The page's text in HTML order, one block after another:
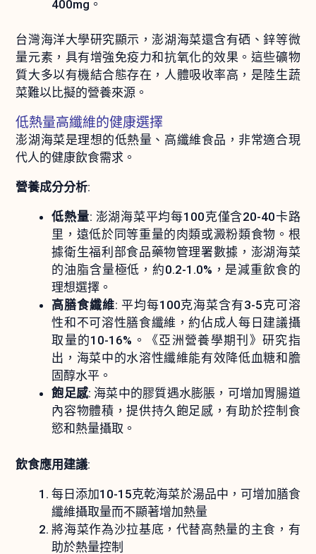
400mg。
台灣海洋大學研究顯示，澎湖海菜還含有硒、鋅等微
量元素，具有增強免疫力和抗氧化的效果。這些礦物
質大多以有機結合態存在，人體吸收率高，是陸生蔬
菜難以比擬的營養來源。
低熱量高纖維的健康選擇
澎湖海菜是理想的低熱量、高纖維食品，非常適合現
代人的健康飲食需求。
營養成分分析:
低熱量: 澎湖海菜平均每100克僅含20-40卡路
里，遠低於同等重量的肉類或澱粉類食物。根
據衛生福利部食品藥物管理署數據，澎湖海菜
的油脂含量極低，約0.2-1.0%，是減重飲食的
理想選擇。
高膳食纖維: 平均每100克海菜含有3-5克可溶
性和不可溶性膳食纖維，約佔成人每日建議攝
取量的10-16%。《亞洲營養學期刊》研究指
出，海菜中的水溶性纖維能有效降低血糖和膽
固醇水平。
飽足感: 海菜中的膠質遇水膨脹，可增加胃腸道
內容物體積，提供持久飽足感，有助於控制食
慾和熱量攝取。
飲食應用建議:
每日添加10-15克乾海菜於湯品中，可增加膳食
纖維攝取量而不顯著增加熱量
將海菜作為沙拉基底，代替高熱量的主食，有
助於熱量控制